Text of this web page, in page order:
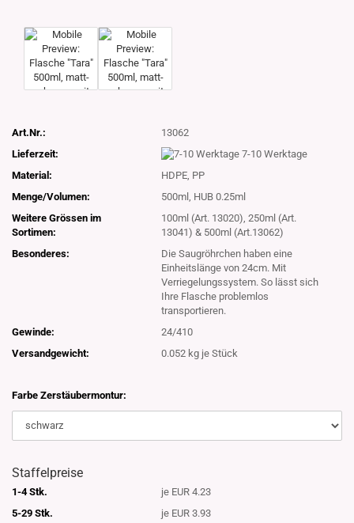
Art.Nr.:
13062
Lieferzeit:
7-10 Werktage
Material:
HDPE, PP
Menge/Volumen:
500ml, HUB 0.25ml
Weitere Grössen im
Sortimen:
100ml (Art. 13020), 250ml (Art.
13041) & 500ml (Art.13062)
Besonderes:
Die Saugröhrchen haben eine
Einheitslänge von 24cm. Mit
Verriegelungssystem. So lässt sich
Ihre Flasche problemlos
transportieren.
Gewinde:
24/410
Versandgewicht:
0.052 kg je Stück
Farbe Zerstäubermontur:
Staffelpreise
1-4 Stk.
je EUR 4.23
5-29 Stk.
je EUR 3.93